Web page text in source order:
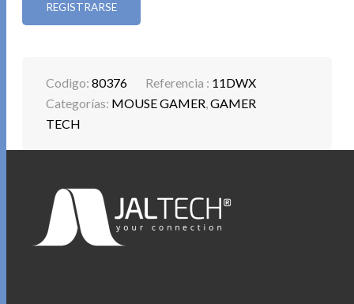
REGISTRARSE
Codigo:80376 Referencia : 11DWX
Categorías: MOUSE GAMER,GAMER
TECH